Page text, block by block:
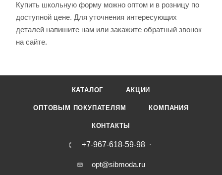
Купить школьную форму можно оптом и в розницу по
доступной цене. Для уточнения интересующих
деталей напишите нам или закажите обратный звонок
на сайте.
КАТАЛОГ АКЦИИ
ОПТОВЫМ ПОКУПАТЕЛЯМ КОМПАНИЯ
КОНТАКТЫ
+7-967-618-59-98
opt@sibmoda.ru